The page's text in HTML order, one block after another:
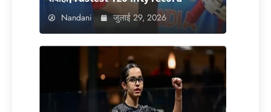
Nandani जुलाई 29, 2026